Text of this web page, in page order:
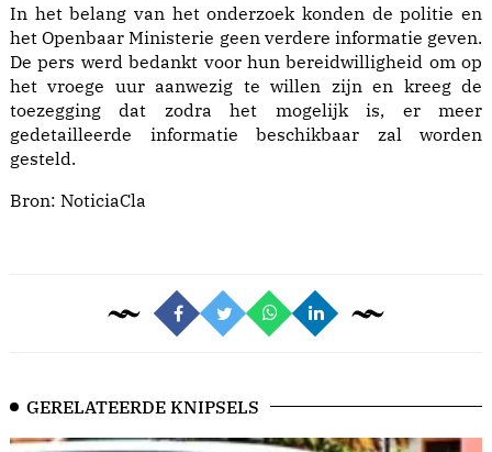
In het belang van het onderzoek konden de politie en
het Openbaar Ministerie geen verdere informatie geven.
De pers werd bedankt voor hun bereidwilligheid om op
het vroege uur aanwezig te willen zijn en kreeg de
toezegging dat zodra het mogelijk is, er meer
gedetailleerde informatie beschikbaar zal worden
gesteld.
Bron: NoticiaCla
GERELATEERDE KNIPSELS